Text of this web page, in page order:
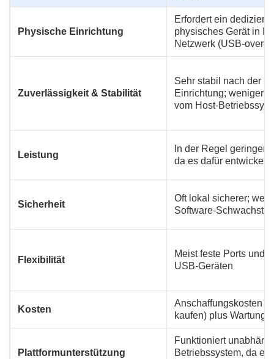
Physische Einrichtung
Erfordert ein
physisches Gerät in
Netzwerk (USB-over-
Zuverlässigkeit & Stabilität
Sehr stabil nach der
Einrichtung; weniger
vom Host-
Leistung
In der Regel
da es dafür entwickelt
Sicherheit
Oft lokal sicherer;
Software-
Flexibilität
Meist feste Ports und
USB-Geräten
Kosten
Anschaffungskosten
kaufen) plus Wartung
Plattformunterstützung
Funktioniert
Betriebssystem, da es